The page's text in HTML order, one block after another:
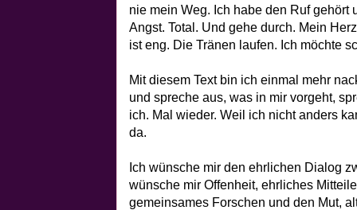
nie mein Weg. Ich habe den Ruf gehört
Angst. Total. Und gehe durch. Mein
ist eng. Die Tränen laufen. Ich möchte
Mit diesem Text bin ich einmal mehr
und spreche aus, was in mir vorgeht,
ich. Mal wieder. Weil ich nicht anders
da.
Ich wünsche mir den ehrlichen Dialog
wünsche mir Offenheit, ehrliches
gemeinsames Forschen und den Mut,